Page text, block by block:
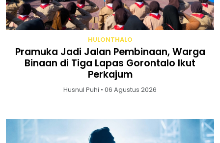
HULONTHALO
Pramuka Jadi Jalan Pembinaan, Warga
Binaan di Tiga Lapas Gorontalo Ikut
Perkajum
Husnul Puhi • 06 Agustus 2026